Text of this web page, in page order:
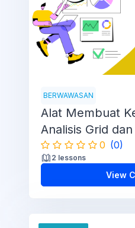
BERWAWASAN
Alat Membuat
Analisis Grid
0 (0)
2 lessons
View